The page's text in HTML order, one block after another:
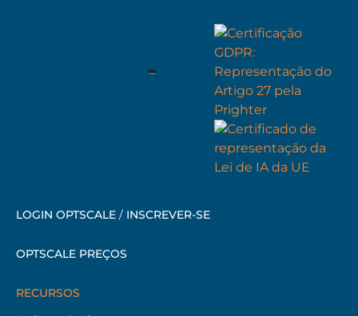
LOGIN OPTSCALE / INSCREVER-SE
OPTSCALE PREÇOS
RECURSOS